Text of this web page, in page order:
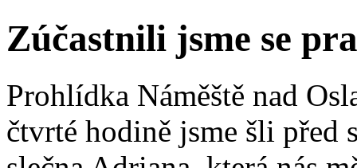
Zúčastnili jsme se
Prohlídka Náměště nad
čtvrté hodině jsme šli před